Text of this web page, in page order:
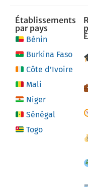
Établissements
par pays
Bénin
Burkina Faso
Côte d’Ivoire
Mali
Niger
Sénégal
Togo